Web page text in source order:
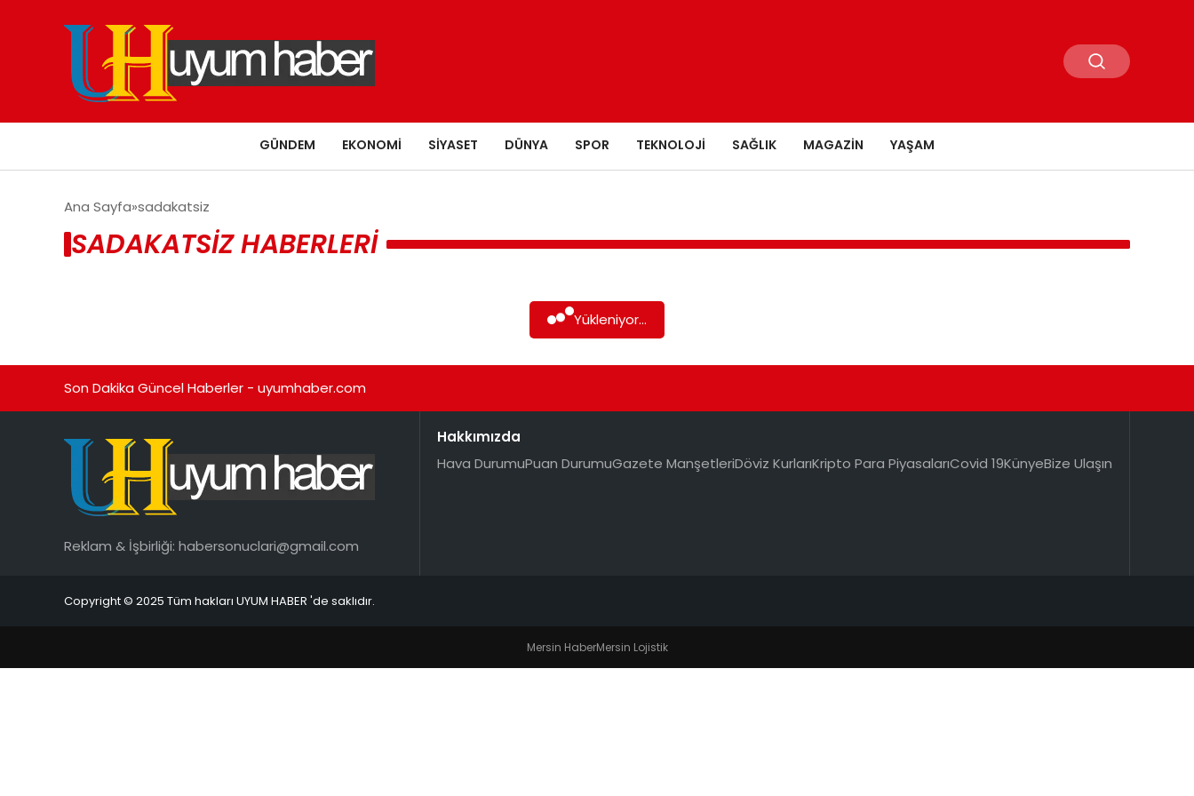
GÜNDEM EKONOMI SIYASET DÜNYA SPOR TEKNOLOJI SAĞLIK MAGAZIN YAŞAM
Ana Sayfa sadakatsiz
SADAKATSIZ HABERLERI
Yükleniyor...
Son Dakika Güncel Haberler - uyumhaber.com
Reklam & İşbirliği: habersonuclari@gmail.com
Hakkımızda
Hava DurumuPuan DurumuGazete ManşetleriDöviz KurlarıKripto Para PiyasalarıCovid 19KünyeBize Ulaşın
Copyright © 2025 Tüm hakları UYUM HABER 'de saklıdır.
Mersin HaberMersin Lojistik